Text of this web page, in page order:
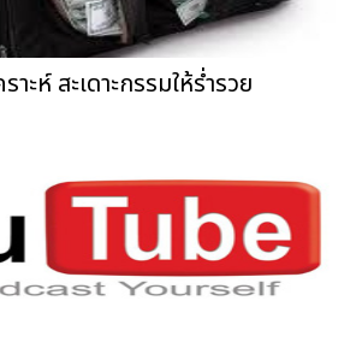
าะห์ สะเดาะกรรมให้ร่ำรวย